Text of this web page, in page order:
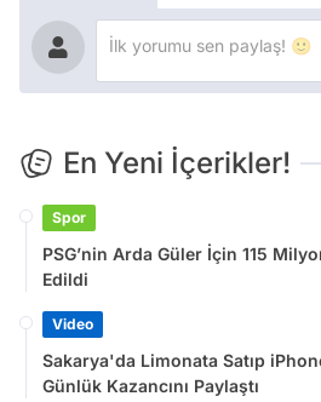
En Yeni İçerikler!
Spor
PSG’nin Arda Güler İçin 115
Edildi
Video
Sakarya'da Limonata Satıp
Günlük Kazancını Paylaştı